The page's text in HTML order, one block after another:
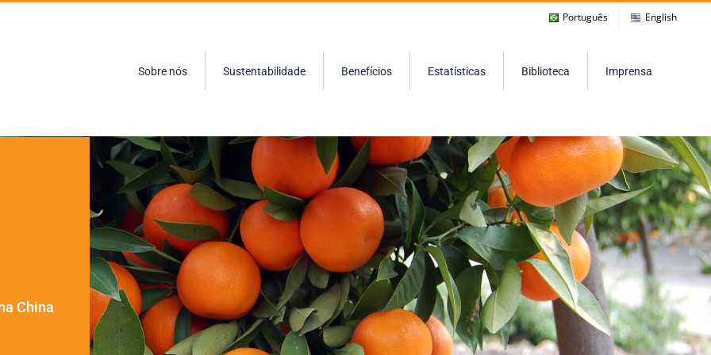
Português English
Sobre nós Sustentabilidade Benefícios Estatísticas Biblioteca Imprensa
China